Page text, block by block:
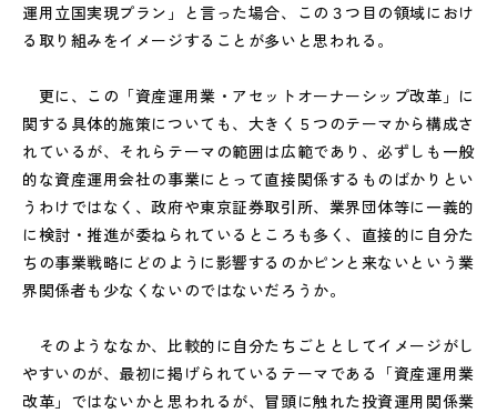
運用立国実現プラン」と言った場合、この３つ目の領域におけ
る取り組みをイメージすることが多いと思われる。
更に、この「資産運用業・アセットオーナーシップ改革」に
関する具体的施策についても、大きく５つのテーマから構成さ
れているが、それらテーマの範囲は広範であり、必ずしも一般
的な資産運用会社の事業にとって直接関係するものばかりとい
うわけではなく、政府や東京証券取引所、業界団体等に一義的
に検討・推進が委ねられているところも多く、直接的に自分た
ちの事業戦略にどのように影響するのかピンと来ないという業
界関係者も少なくないのではないだろうか。
そのようななか、比較的に自分たちごととしてイメージがし
やすいのが、最初に掲げられているテーマである「資産運用業
改革」ではないかと思われるが、冒頭に触れた投資運用関係業